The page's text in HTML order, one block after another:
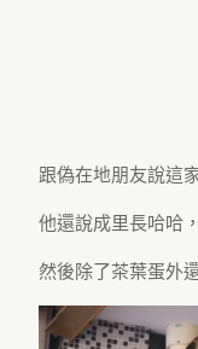
跟偽在地朋友說這
他還說成里長哈哈
然後除了茶葉蛋外